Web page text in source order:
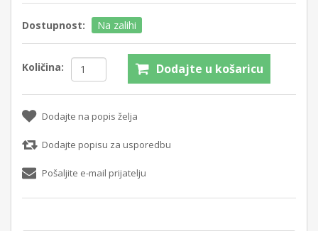
Dostupnost: Na zalihi
Količina: Dodajte u košaricu
Dodajte na popis želja
Dodajte popisu za usporedbu
Pošaljite e-mail prijatelju